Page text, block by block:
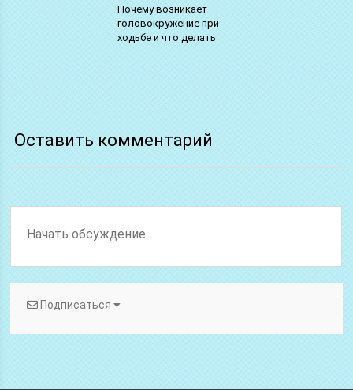
Почему возникает
головокружение при
ходьбе и что делать
Оставить комментарий
Подписаться